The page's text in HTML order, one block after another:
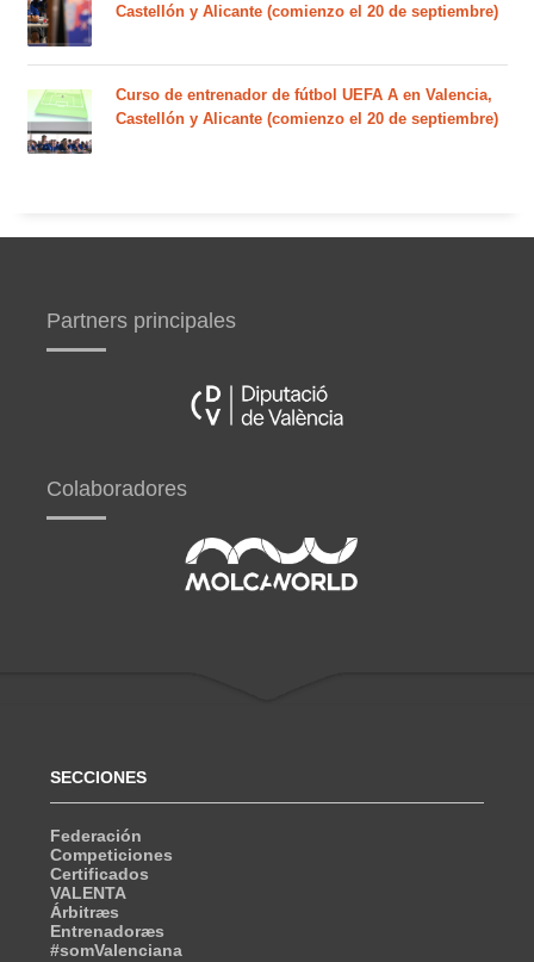
Castellón y Alicante (comienzo el 20 de septiembre)
Curso de entrenador de fútbol UEFA A en Valencia,
Castellón y Alicante (comienzo el 20 de septiembre)
Partners principales
Colaboradores
SECCIONES
Federación
Competiciones
Certificados
VALENTA
Árbitræs
Entrenadoræs
#somValenciana